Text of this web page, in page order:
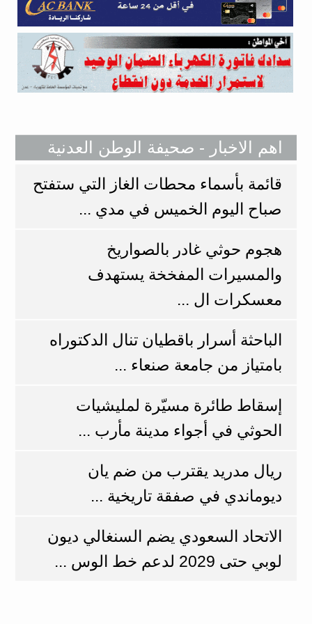
اهم الاخبار - صحيفة الوطن العدنية
قائمة بأسماء محطات الغاز التي ستفتح
صباح اليوم الخميس في مدي ...
هجوم حوثي غادر بالصواريخ
والمسيرات المفخخة يستهدف
معسكرات ال ...
الباحثة أسرار باقطيان تنال الدكتوراه
بامتياز من جامعة صنعاء ...
إسقاط طائرة مسيّرة لمليشيات
الحوثي في أجواء مدينة مأرب ...
ريال مدريد يقترب من ضم يان
ديوماندي في صفقة تاريخية ...
الاتحاد السعودي يضم السنغالي ديون
لوبي حتى 2029 لدعم خط الوس ...